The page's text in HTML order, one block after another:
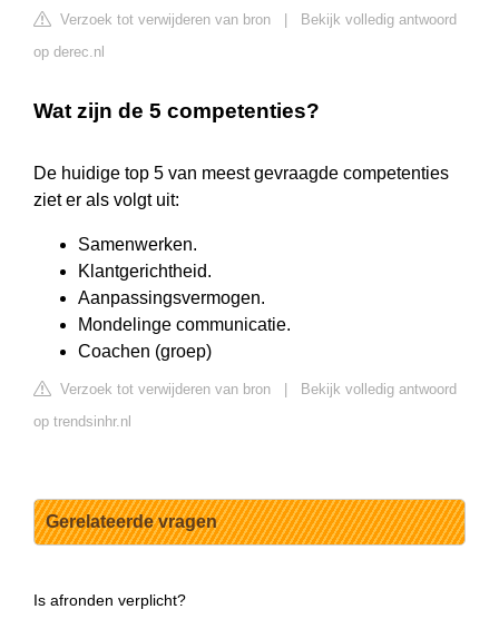
Verzoek tot verwijderen van bron
Bekijk volledig antwoord
op derec.nl
Wat zijn de 5 competenties?
De huidige top 5 van meest gevraagde competenties
ziet er als volgt uit:
Samenwerken.
Klantgerichtheid.
Aanpassingsvermogen.
Mondelinge communicatie.
Coachen (groep)
Verzoek tot verwijderen van bron
Bekijk volledig antwoord
op trendsinhr.nl
Gerelateerde vragen
Is afronden verplicht?